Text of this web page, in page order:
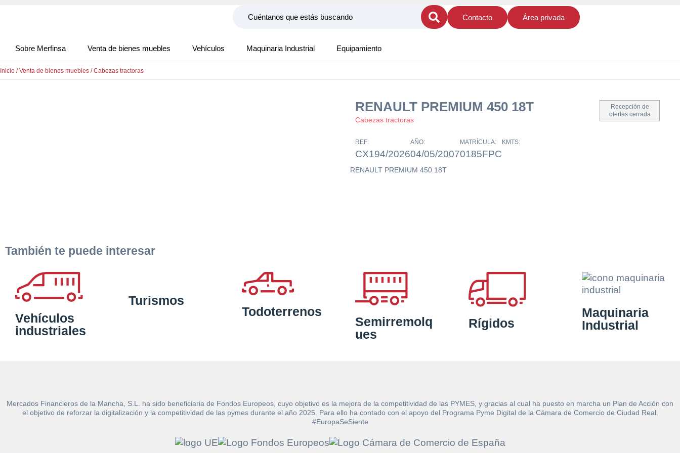
Contacto Área privada
Sobre Merfinsa Venta de bienes muebles Vehículos Maquinaria Industrial Equipamiento
Inicio /Venta de bienes muebles /Cabezas tractoras
RENAULT PREMIUM 450 18T
Cabezas tractoras
Recepción de
ofertas cerrada
REF:
CX194/2026
AÑO:
04/05/2007
MATRÍCULA:
0185FPC
KMTS:
RENAULT PREMIUM 450 18T
También te puede interesar
Vehículos
industriales
Turismos
Todoterrenos
Semirremolq
ues
Rígidos
Maquinaria
Industrial
Mercados Financieros de la Mancha, S.L. ha sido beneficiaria de Fondos Europeos, cuyo objetivo es la mejora de la competitividad de las PYMES, y gracias al cual ha puesto en marcha un Plan de Acción con
el objetivo de reforzar la digitalización y la competitividad de las pymes durante el año 2025. Para ello ha contado con el apoyo del Programa Pyme Digital de la Cámara de Comercio de Ciudad Real.
#EuropaSeSiente